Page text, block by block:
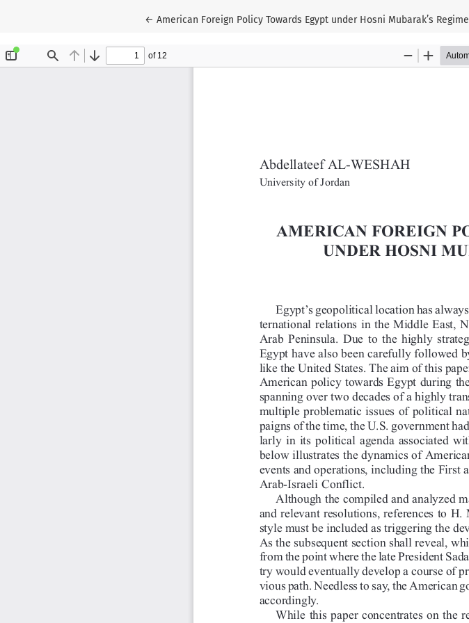
← Wróć do szczegółów artykułu
American Foreign Policy Towards Egypt under Hosni Mubarak’s Regime